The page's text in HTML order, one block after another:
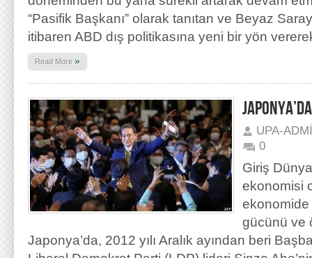
“Pasifik Başkanı” olarak tanıtan ve Beyaz
itibaren ABD dış politikasına yeni bir yön
Read More »
UPA-
0
Giriş
ekonomisi
ekonomide
gücünü ve
Japonya’da, 2012 yılı Aralık ayından beri